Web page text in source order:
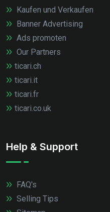
Kaufen und Verkaufen
Banner Advertising
Ads promoten
Our Partners
ticari.ch
ticari.it
ticari.fr
ticari.co.uk
Help & Support
FAQ's
Selling Tips